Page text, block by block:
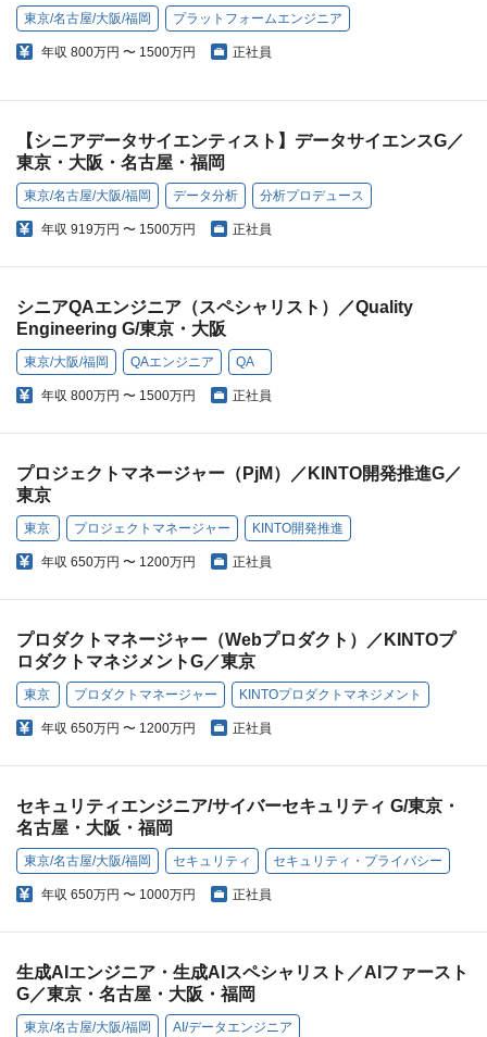
東京/名古屋/大阪/福岡 プラットフォームエンジニア
年収 800万円 〜 1500万円 正社員
【シニアデータサイエンティスト】データサイエンスG／
東京・大阪・名古屋・福岡
東京/名古屋/大阪/福岡 データ分析 分析プロデュース
年収 919万円 〜 1500万円 正社員
シニアQAエンジニア（スペシャリスト）／Quality
Engineering G/東京・大阪
東京/大阪/福岡 QAエンジニア QA
年収 800万円 〜 1500万円 正社員
プロジェクトマネージャー（PjM）／KINTO開発推進G／
東京
東京 プロジェクトマネージャー KINTO開発推進
年収 650万円 〜 1200万円 正社員
プロダクトマネージャー（Webプロダクト）／KINTOプ
ロダクトマネジメントG／東京
東京 プロダクトマネージャー KINTOプロダクトマネジメント
年収 650万円 〜 1200万円 正社員
セキュリティエンジニア/サイバーセキュリティ G/東京・
名古屋・大阪・福岡
東京/名古屋/大阪/福岡 セキュリティ セキュリティ・プライバシー
年収 650万円 〜 1000万円 正社員
生成AIエンジニア・生成AIスペシャリスト／AIファースト
G／東京・名古屋・大阪・福岡
東京/名古屋/大阪/福岡 AI/データエンジニア